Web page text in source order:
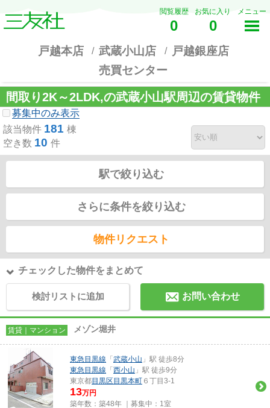
閲覧履歴
0
お気に入り
0
メニュー
戸越本店 武蔵小山店
戸越銀座店
売買センター
間取り2K～2LDK,の武蔵小山駅周辺の賃貸物件
募集中のみ表示
該当物件 181 棟
空き数 10 件
駅で絞り込む
さらに条件を絞り込む
物件リクエスト
チェックした物件をまとめて
検討リストに追加 お問い合わせ
賃貸｜マンション メゾン堀井
東急目黒線 「 武蔵小山 」駅 徒歩8分
東急目黒線 「 西小山 」駅 徒歩9分
東京都目黒区 目黒本町 ６丁目3-1
13万円
築年数：築48年 ｜募集中： 1室